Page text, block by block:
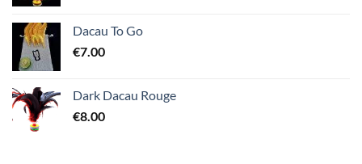
Dacau To Go
€7.00
Dark Dacau Rouge
€8.00